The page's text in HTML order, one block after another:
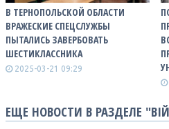
В ТЕРНОПОЛЬСКОЙ ОБЛАСТИ
ВРАЖЕСКИЕ СПЕЦСЛУЖБЫ
ПЫТАЛИСЬ ЗАВЕРБОВАТЬ
ШЕСТИКЛАССНИКА
2025-03-21 09:29
ЕЩЕ НОВОСТИ В РАЗДЕЛЕ